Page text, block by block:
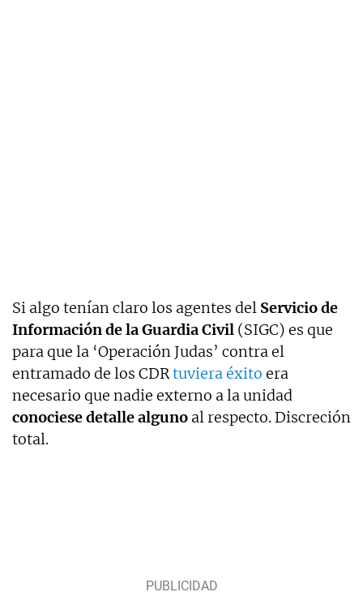
Si algo tenían claro los agentes del Servicio de
Información de la Guardia Civil (SIGC) es que
para que la ‘Operación Judas’ contra el
entramado de los CDRtuviera éxito era
necesario que nadie externo a la unidad
conociese detalle alguno al respecto. Discreción
total.